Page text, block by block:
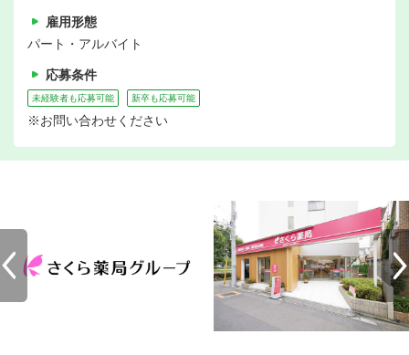
雇用形態
パート・アルバイト
応募条件
未経験者も応募可能 新卒も応募可能
※お問い合わせください